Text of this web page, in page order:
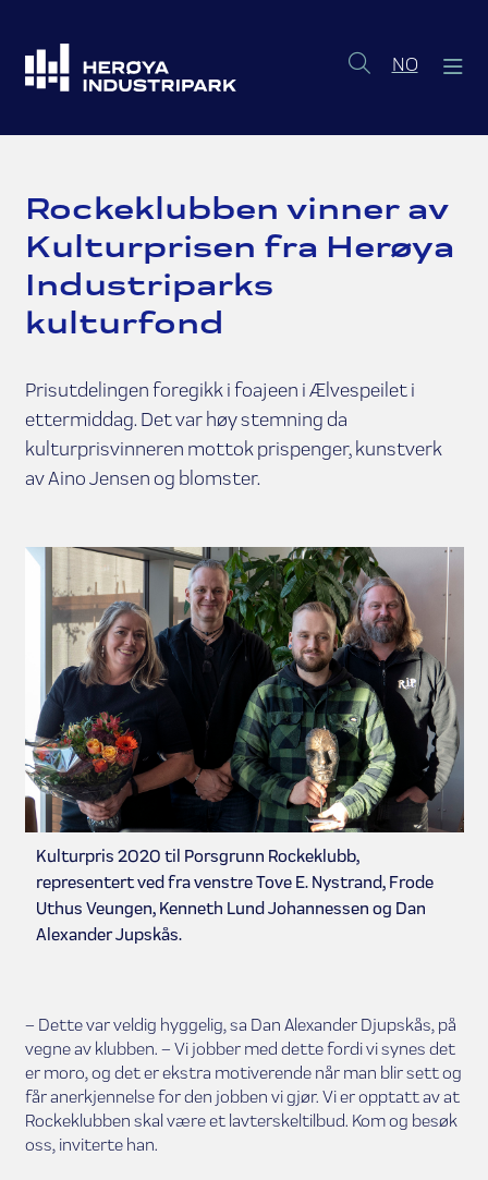
NONorsk
Rockeklubben vinner av
Kulturprisen fra Herøya
Industriparks
kulturfond
Prisutdelingen foregikk i foajeen i Ælvespeilet i
ettermiddag. Det var høy stemning da
kulturprisvinneren mottok prispenger, kunstverk
av Aino Jensen og blomster.
Kulturpris 2020 til Porsgrunn Rockeklubb,
representert ved fra venstre Tove E. Nystrand, Frode
Uthus Veungen, Kenneth Lund Johannessen og Dan
Alexander Jupskås.
– Dette var veldig hyggelig, sa Dan Alexander Djupskås, på
vegne av klubben. – Vi jobber med dette fordi vi synes det
er moro, og det er ekstra motiverende når man blir sett og
får anerkjennelse for den jobben vi gjør. Vi er opptatt av at
Rockeklubben skal være et lavterskeltilbud. Kom og besøk
oss, inviterte han.